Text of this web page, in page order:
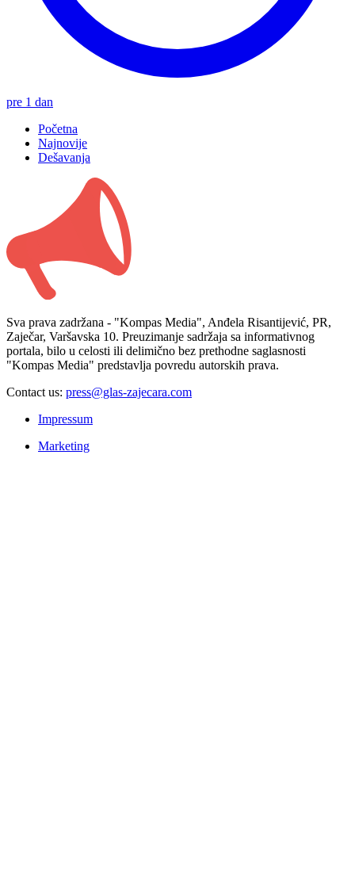
pre 1 dan
Početna
Najnovije
Dešavanja
Sva prava zadržana - "Kompas Media", Anđela Risantijević, PR,
Zaječar, Varšavska 10. Preuzimanje sadržaja sa informativnog
portala, bilo u celosti ili delimično bez prethodne saglasnosti
"Kompas Media" predstavlja povredu autorskih prava.
Contact us: press@glas-zajecara.com
Impressum
Marketing